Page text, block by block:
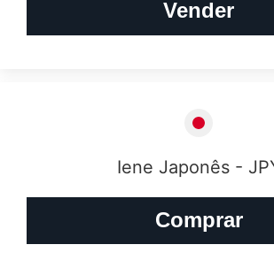
Vender
Iene Japonês -
Comprar